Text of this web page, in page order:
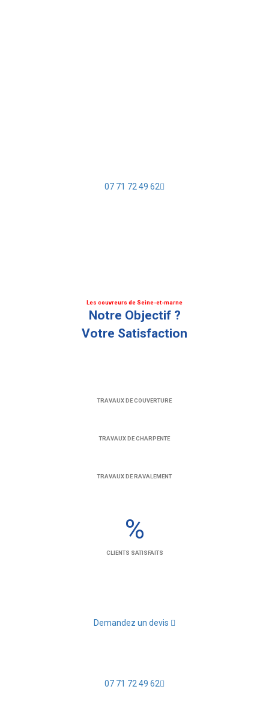
07 71 72 49 62
Les couvreurs de Seine-et-marne
Notre Objectif ?
Votre Satisfaction
TRAVAUX DE COUVERTURE
TRAVAUX DE CHARPENTE
TRAVAUX DE RAVALEMENT
%
CLIENTS SATISFAITS
Demandez un devis
07 71 72 49 62